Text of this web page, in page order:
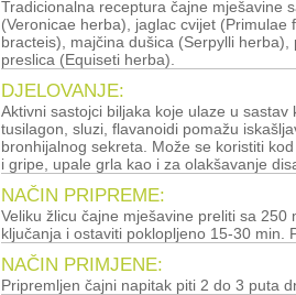
Tradicionalna receptura čajne mješavine
(Veronicae herba), jaglac cvijet (Primulae
bracteis), majčina dušica (Serpylli
preslica (Equiseti herba).
DJELOVANJE:
Aktivni sastojci biljaka koje ulaze u sastav
tusilagon, sluzi, flavanoidi pomažu
bronhijalnog sekreta. Može se koristiti
i gripe, upale grla kao i za olakšavanje
NAČIN PRIPREME:
Veliku žlicu čajne mješavine preliti sa 250 ml ključale vode, zagrijati do
ključanja i ostaviti poklopljeno 15-30 min.
NAČIN PRIMJENE:
Pripremljen čajni napitak piti 2 do 3 puta